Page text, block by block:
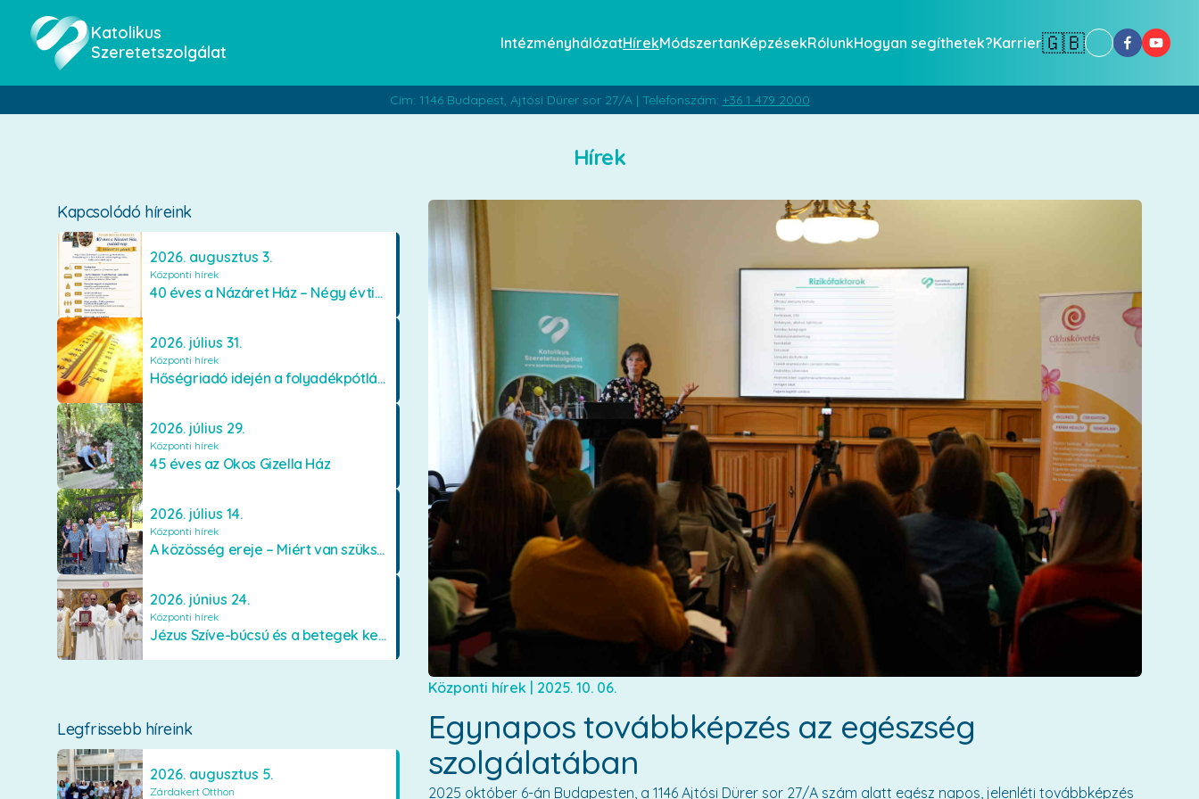
Katolikus
Szeretetszolgálat
IntézményhálózatHírekMódszertanKépzésekRólunkHogyan segíthetek?Karrier🇬🇧
Cím: 1146 Budapest, Ajtósi Dürer sor 27/A | Telefonszám: +36 1 479 2000
Hírek
Kapcsolódó híreink
2026. augusztus 3.
Központi hírek
40 éves a Názáret Ház – Négy évtized szeretetben és gondoskodásban
2026. július 31.
Központi hírek
Hőségriadó idején a folyadékpótlás életet menthet
2026. július 29.
Központi hírek
45 éves az Okos Gizella Ház
2026. július 14.
Központi hírek
A közösség ereje – Miért van szükségünk egymásra?
2026. június 24.
Központi hírek
Jézus Szíve-búcsú és a betegek kenetének közösségi kiszolgáltatása Mátraverebély-Szentkúton
Legfrissebb híreink
2026. augusztus 5.
Zárdakert Otthon
Központi hírek | 2025. 10. 06.
Egynapos továbbképzés az egészség
szolgálatában
2025 október 6-án Budapesten, a 1146 Ajtósi Dürer sor 27/A szám alatt egész napos, jelenléti továbbképzés